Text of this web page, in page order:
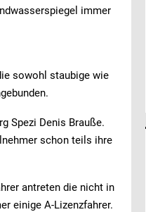
immer
sowohl staubige wie
Spezi Denis Brauße.
schon teils ihre
antreten die nicht in
einige A-Lizenzfahrer.